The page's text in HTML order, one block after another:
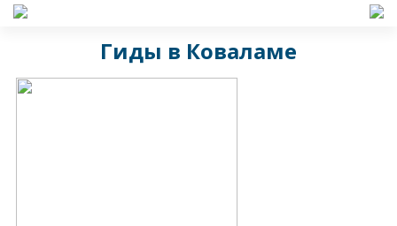
Гиды в Коваламе